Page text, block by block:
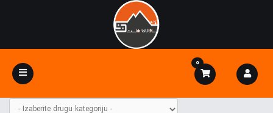
Toggle
navigation
0